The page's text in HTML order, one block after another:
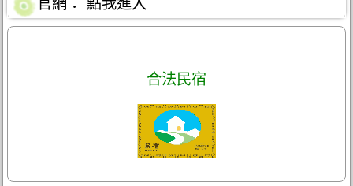
官網：
點我進入
合法民宿